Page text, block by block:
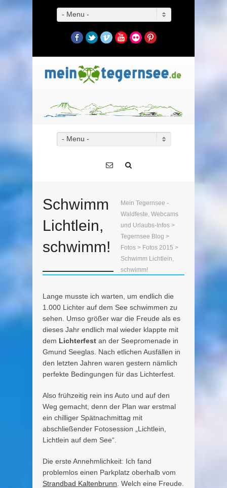
- Menu -
Facebook
TwitterVimeoYouTube
FlickrPinterest
- Menu -
Schwimm
Lichtlein,
schwimm!
Mein Tegernsee -
Waldfeste, Webcams
und Urlaubs-Infos >
Tegernsee Blog >
Fotos > Fotos 2015 >
Schwimm Lichtlein,
schwimm!
Lange musste ich warten, um endlich die
1.000 Lichter auf dem See schwimmen zu
sehen. Umso größer war die Freude als es
dieses Jahr endlich mal wieder klappte mit
dem Lichterfest an der Seepromenade in
Gmund Seeglas. Nach etlichen Ausfällen in
den letzten Jahren waren gestern nämlich
perfekte Bedingungen für das Lichterfest.
Also frühzeitig rein ins Auto und auf den
Weg gemacht, denn der Plan war erstmal
ein chilliger Spätnachmittag mit
abschließender Fotosession „Lichtlein,
Lichtlein auf dem See“.
Die erste Annehmlichkeit: Ich fand
problemlos einen Parkplatz oberhalb vom
Strandbad Kaltenbrunn . Welch eine Freude.